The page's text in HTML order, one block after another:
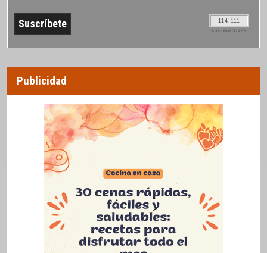
114.111
SUSCRIPTORES
Publicidad